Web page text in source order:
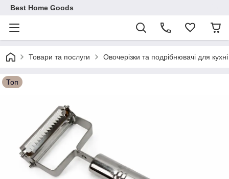
Best Home Goods
Товари та послуги Овочерізки та подрібнювачі для кухні
Топ